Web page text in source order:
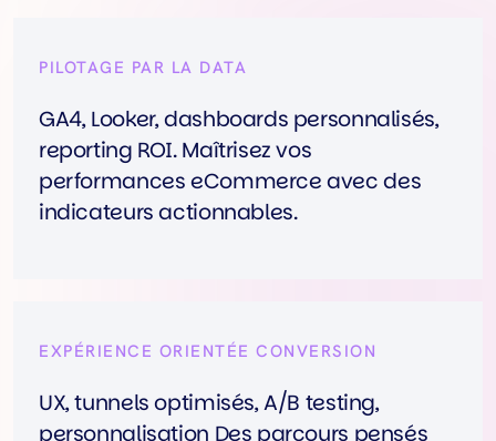
PILOTAGE PAR LA DATA
GA4, Looker, dashboards personnalisés,
reporting ROI. Maîtrisez vos
performances eCommerce avec des
indicateurs actionnables.
EXPÉRIENCE ORIENTÉE CONVERSION
UX, tunnels optimisés, A/B testing,
personnalisation Des parcours pensés